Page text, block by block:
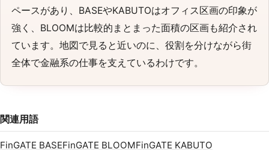
ペースがあり、BASEやKABUTOはオフィス区画の印象が
強く、BLOOMは比較的まとまった面積の区画も紹介され
ています。地図で見ると近いのに、役割を分けながら街
全体で金融系の仕事を支えているわけです。
関連用語
FinGATE BASEFinGATE BLOOMFinGATE KABUTO